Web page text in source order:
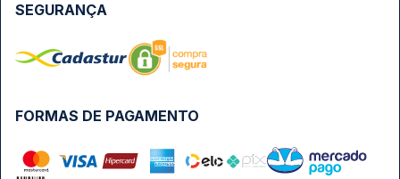
FORMAS DE PAGAMENTO
SEGURANÇA